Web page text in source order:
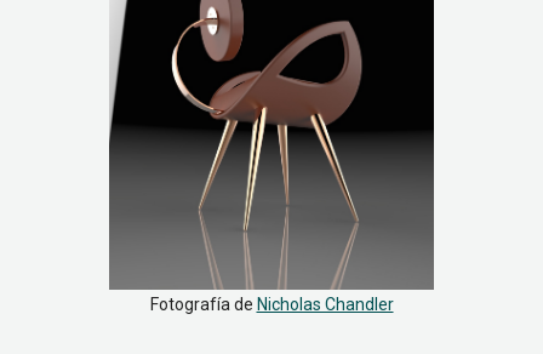
Fotografía de Nicholas Chandler